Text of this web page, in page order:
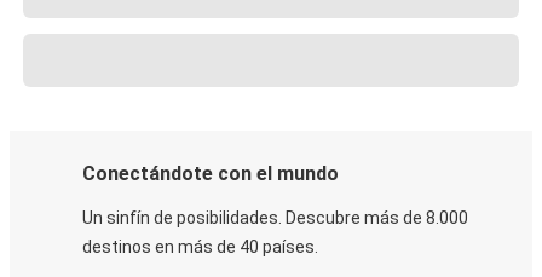
Conectándote con el mundo
Un sinfín de posibilidades. Descubre más de 8.000
destinos en más de 40 países.